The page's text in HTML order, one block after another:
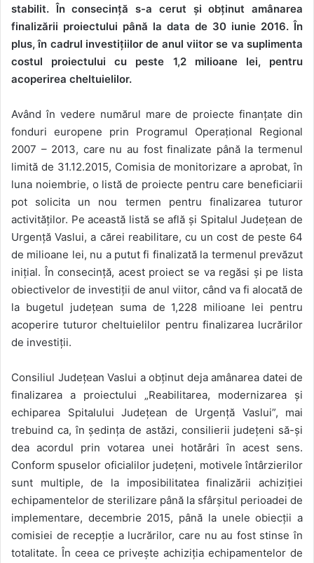
stabilit. În consecință s-a cerut și obținut amânarea
finalizării proiectului până la data de 30 iunie 2016. În
plus, în cadrul investițiilor de anul viitor se va suplimenta
costul proiectului cu peste 1,2 milioane lei, pentru
acoperirea cheltuielilor.
Având în vedere numărul mare de proiecte finanțate din
fonduri europene prin Programul Operațional Regional
2007 – 2013, care nu au fost finalizate până la termenul
limită de 31.12.2015, Comisia de monitorizare a aprobat, în
luna noiembrie, o listă de proiecte pentru care beneficiarii
pot solicita un nou termen pentru finalizarea tuturor
activităților. Pe această listă se află și Spitalul Județean de
Urgență Vaslui, a cărei reabilitare, cu un cost de peste 64
de milioane lei, nu a putut fi finalizată la termenul prevăzut
inițial. În consecință, acest proiect se va regăsi și pe lista
obiectivelor de investiții de anul viitor, când va fi alocată de
la bugetul județean suma de 1,228 milioane lei pentru
acoperire tuturor cheltuielilor pentru finalizarea lucrărilor
de investiții.
Consiliul Județean Vaslui a obținut deja amânarea datei de
finalizarea a proiectului „Reabilitarea, modernizarea și
echiparea Spitalului Județean de Urgență Vaslui”, mai
trebuind ca, în ședința de astăzi, consilierii județeni să-și
dea acordul prin votarea unei hotărâri în acest sens.
Conform spuselor oficialilor județeni, motivele întârzierilor
sunt multiple, de la imposibilitatea finalizării achiziției
echipamentelor de sterilizare până la sfârșitul perioadei de
implementare, decembrie 2015, până la unele obiecții a
comisiei de recepție a lucrărilor, care nu au fost stinse în
totalitate. În ceea ce privește achiziția echipamentelor de